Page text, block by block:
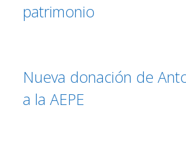
patrimonio
Nueva donación de
a la AEPE